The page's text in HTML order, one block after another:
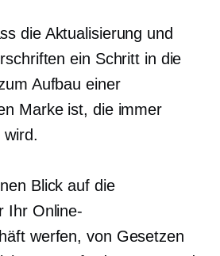
die Aktualisierung und
ein Schritt in die
Aufbau einer
Marke ist, die immer
wird.
Blick auf die
Ihr Online-
werfen, von Gesetzen